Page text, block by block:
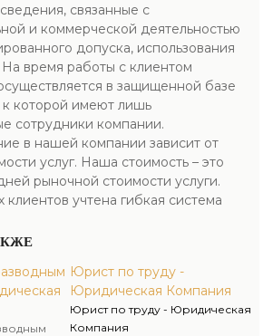
связанные с
и коммерческой деятельностью
допуска, использования
время работы с клиентом
в защищенной базе
к которой имеют лишь
сотрудники компании.
в нашей компании зависит от
услуг. Наша стоимость – это
рыночной стоимости услуги.
клиентов учтена гибкая система
Юрист по труду -
Юридическая Компания
Юрист по труду - Юридическая
Компания